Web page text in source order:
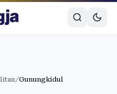
/Gunungkidul